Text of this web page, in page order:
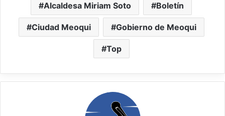
Alcaldesa Miriam Soto Boletín
Ciudad Meoqui Gobierno de Meoqui
Top